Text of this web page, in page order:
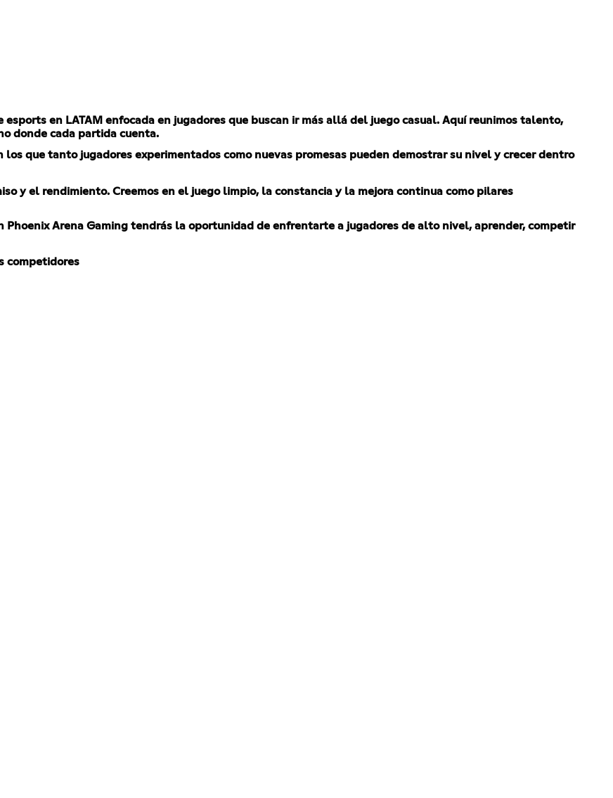
en LATAM enfocada en jugadores que buscan ir más allá del juego casual. Aquí reunimos talento,
donde cada partida cuenta.
que tanto jugadores experimentados como nuevas promesas pueden demostrar su nivel y crecer dentro
y el rendimiento. Creemos en el juego limpio, la constancia y la mejora continua como pilares
Phoenix Arena Gaming tendrás la oportunidad de enfrentarte a jugadores de alto nivel, aprender, competir
competidores